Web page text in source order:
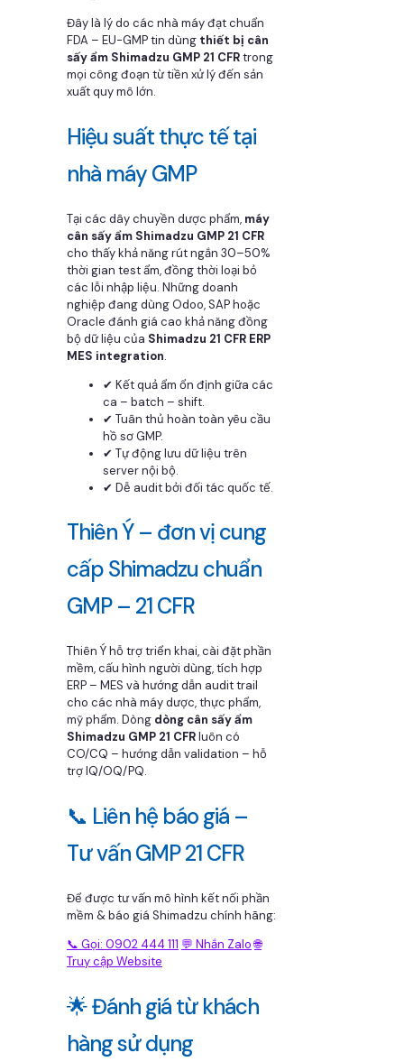
Đây là lý do các nhà máy đạt chuẩn
FDA – EU-GMP tin dùng thiết bị cân
sấy ẩm Shimadzu GMP 21 CFRtrong
mọi công đoạn từ tiền xử lý đến sản
xuất quy mô lớn.
Hiệu suất thực tế tại
nhà máy GMP
Tại các dây chuyền dược phẩm, máy
cân sấy ẩm Shimadzu GMP 21 CFR
cho thấy khả năng rút ngắn 30–50%
thời gian test ẩm, đồng thời loại bỏ
các lỗi nhập liệu. Những doanh
nghiệp đang dùng Odoo, SAP hoặc
Oracle đánh giá cao khả năng đồng
bộ dữ liệu của Shimadzu 21 CFR ERP
MES integration.
✔ Kết quả ẩm ổn định giữa các
ca – batch – shift.
✔ Tuân thủ hoàn toàn yêu cầu
hồ sơ GMP.
✔ Tự động lưu dữ liệu trên
server nội bộ.
✔ Dễ audit bởi đối tác quốc tế.
Thiên Ý – đơn vị cung
cấp Shimadzu chuẩn
GMP – 21 CFR
Thiên Ý hỗ trợ triển khai, cài đặt phần
mềm, cấu hình người dùng, tích hợp
ERP – MES và hướng dẫn audit trail
cho các nhà máy dược, thực phẩm,
mỹ phẩm. Dòng dòng cân sấy ẩm
Shimadzu GMP 21 CFRluôn có
CO/CQ – hướng dẫn validation – hỗ
trợ IQ/OQ/PQ.
📞 Liên hệ báo giá –
Tư vấn GMP 21 CFR
Để được tư vấn mô hình kết nối phần
mềm & báo giá Shimadzu chính hãng:
📞 Gọi: 0902 444 111 💬 Nhắn Zalo 🌐
Truy cập Website
🌟 Đánh giá từ khách
hàng sử dụng